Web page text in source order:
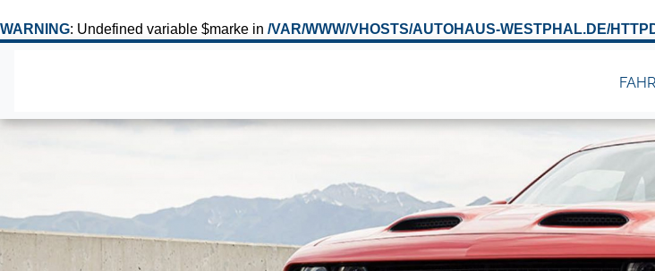
WARNING: Undefined variable $marke in /VAR/WWW/VHOSTS/AUTOHAUS-WESTPHAL.DE/